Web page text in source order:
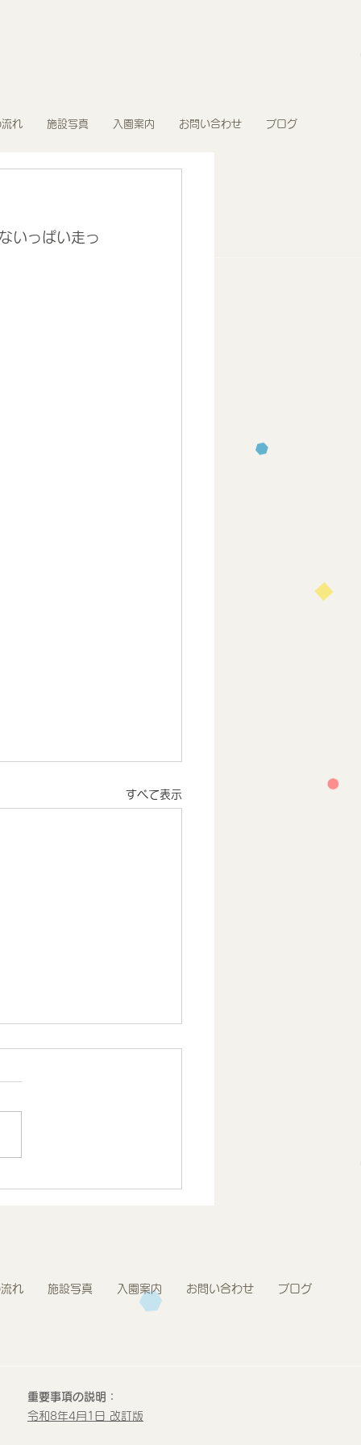
れ 施設写真 入園案内 お問い合わせ ブログ
いっぱい走っ
すべて表示
度 とうきょうすく
れ 施設写真 入園案内 お問い合わせ ブログ
重要事項の説明：
令和8年4月1日 改訂版